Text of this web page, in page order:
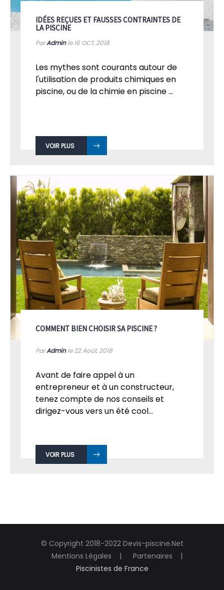
IDÉES REÇUES ET FAUSSES CONTRAINTES DE
LA PISCINE
ParAdminle 16 OCT, 2018
Les mythes sont courants autour de
l'utilisation de produits chimiques en
piscine, ou de la chimie en piscine ...
VOIR PLUS
COMMENT BIEN CHOISIR SA PISCINE ?
ParAdminle 22Août, 2018
Avant de faire appel à un
entrepreneur et à un constructeur,
tenez compte de nos conseils et
dirigez-vous vers un été cool...
VOIR PLUS
© Copyright 2018-2022 Devis-piscine.Net
Mentions Légales
Partenaires
Piscinistes de France